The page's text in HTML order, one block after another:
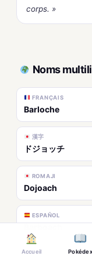
corps. »
Noms
FRANÇAIS
Barloche
漢字
ドジョッチ
ROMAJI
Dojoach
ESPAÑOL
한국어
Accueil Pokédex